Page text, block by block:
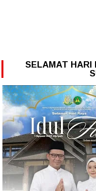
SELAMAT HARI